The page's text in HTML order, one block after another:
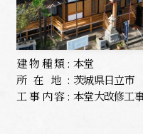
建物種類: 本堂
所在地: 茨城県日立市
工事内容: 本堂大改修工